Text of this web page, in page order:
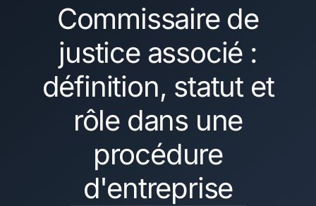
Commissaire de
justice associé :
définition, statut et
rôle dans une
procédure
d'entreprise